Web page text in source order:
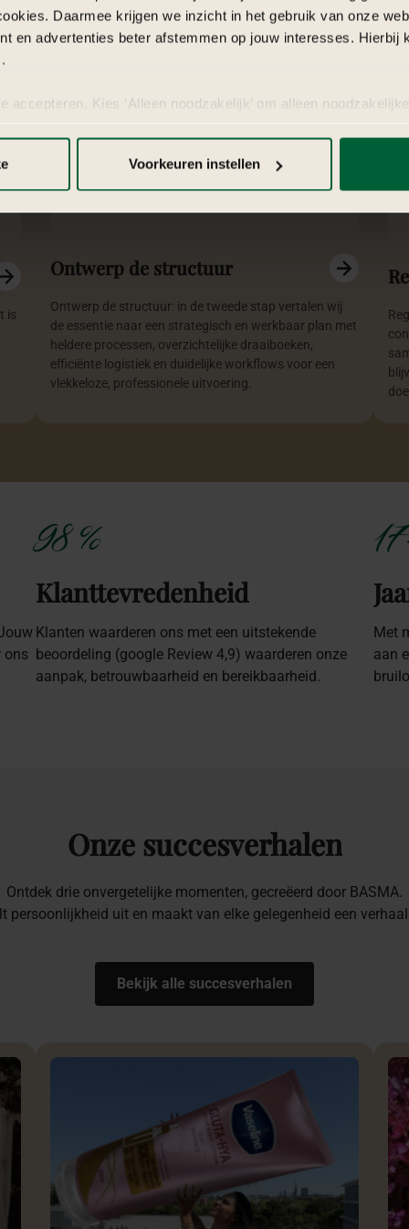
Daarmee krijgen we inzicht in het gebruik van onze
en advertenties beter afstemmen op jouw interesses. Hierbij
accepteren. Kies ‘Alleen noodzakelijk’ om alleen
Voorkeuren instellen
is
Ontwerp de structuur
Ontwerp de structuur: in de tweede stap vertalen wij
de essentie naar een strategisch en werkbaar plan met
heldere processen, overzichtelijke draaiboeken,
efficiënte logistiek en duidelijke workflows voor een
vlekkeloze, professionele uitvoering.
ons
98 %
Klanttevredenheid
Klanten waarderen ons met een uitstekende
beoordeling (google Review 4,9) waarderen onze
aanpak, betrouwbaarheid en bereikbaarheid.
Met
aan
Onze succesverhalen
Ontdek drie onvergetelijke momenten, gecreëerd door BASMA.
persoonlijkheid uit en maakt van elke gelegenheid een
Bekijk alle succesverhalen